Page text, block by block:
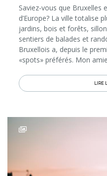
Saviez-vous que Bruxelles
d’Europe? La ville totalise
jardins, bois et forêts,
sentiers de balades et
Bruxellois a, depuis le
«spots» préférés. Mon
LIRE